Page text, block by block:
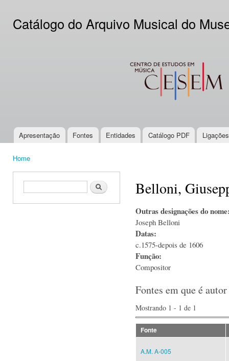
Catálogo do Arquivo Musical do
CESEM
Main menu
Apresentação Fontes Entidades Catálogo PDF
Home
Search form Search Belloni,
Outras designações do
Joseph Belloni
Datas:
c.1575-depois de 1606
Função:
Compositor
Fontes em que é
Mostrando 1 - 1 de 1
Fonte
A.M. A-005